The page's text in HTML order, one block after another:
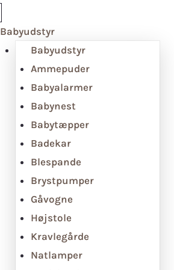
Babyudstyr
Babyudstyr
Ammepuder
Babyalarmer
Babynest
Babytæpper
Badekar
Blespande
Brystpumper
Gåvogne
Højstole
Kravlegårde
Natlamper